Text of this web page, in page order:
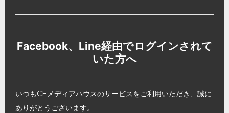
Facebook、Line経由でログインされて
いた方へ
いつもCEメディアハウスのサービスをご利用いただき、誠に
ありがとうございます。